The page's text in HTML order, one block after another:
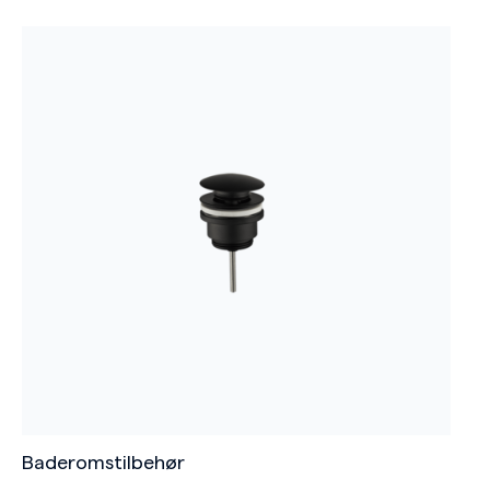
Baderomstilbehør